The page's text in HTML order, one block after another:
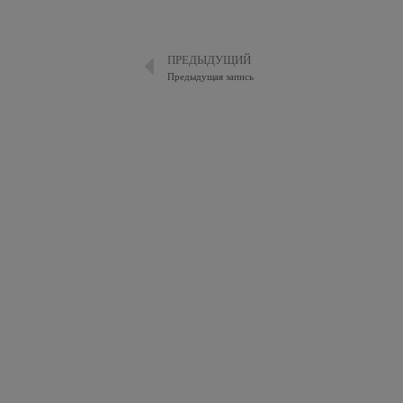
ПРЕДЫДУЩИЙ
Предыдущая запись